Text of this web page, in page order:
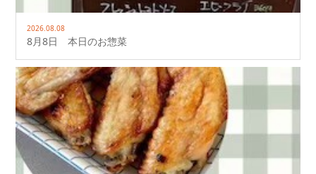
2026.08.08
8月8日 本日のお惣菜